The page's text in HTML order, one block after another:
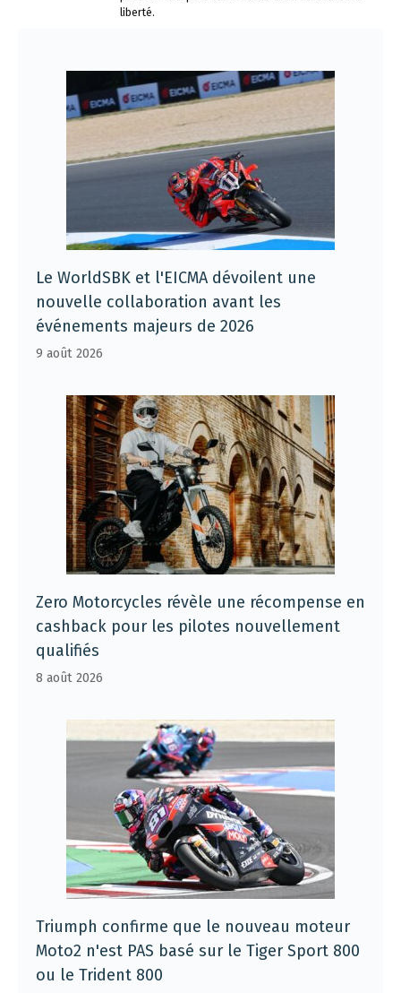
liberté.
Le WorldSBK et l'EICMA dévoilent une
nouvelle collaboration avant les
événements majeurs de 2026
9 août 2026
Zero Motorcycles révèle une récompense en
cashback pour les pilotes nouvellement
qualifiés
8 août 2026
Triumph confirme que le nouveau moteur
Moto2 n'est PAS basé sur le Tiger Sport 800
ou le Trident 800